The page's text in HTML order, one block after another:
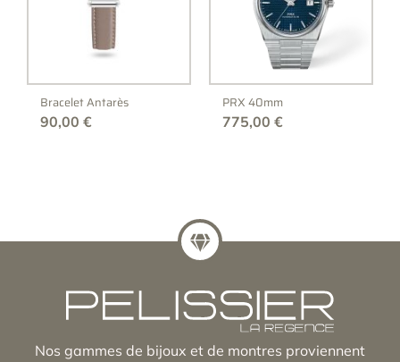
Bracelet Antarès
90,00 €
PRX 40mm
775,00 €
Nos gammes de bijoux et de montres proviennent